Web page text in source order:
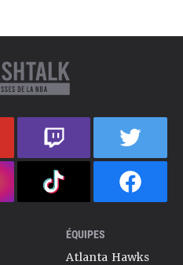
ÉQUIPES
Atlanta Hawks